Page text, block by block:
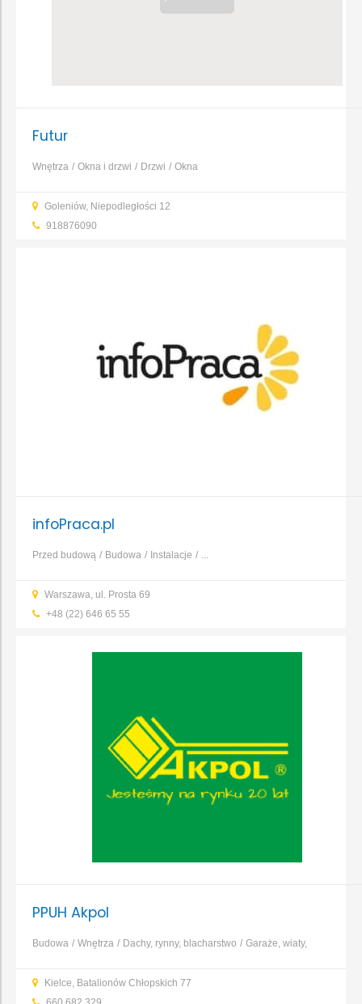
Futur
Wnętrza Okna i drzwi Drzwi Okna
Goleniów, Niepodległości 12
918876090
infoPraca.pl
Przed budową Budowa Instalacje ...
Warszawa, ul. Prosta 69
+48 (22) 646 65 55
PPUH Akpol
Budowa Wnętrza Dachy, rynny, blacharstwo
Garaże, wiaty,
Kielce, Batalionów Chłopskich 77